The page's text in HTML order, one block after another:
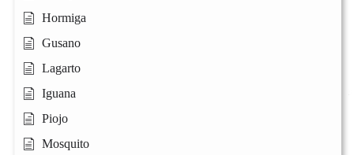
Hormiga
Gusano
Lagarto
Iguana
Piojo
Mosquito